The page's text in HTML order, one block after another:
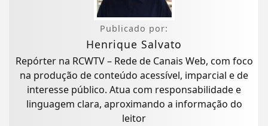
Publicado por:
Henrique Salvato
Repórter na RCWTV – Rede de Canais Web, com foco
na produção de conteúdo acessível, imparcial e de
interesse público. Atua com responsabilidade e
linguagem clara, aproximando a informação do
leitor